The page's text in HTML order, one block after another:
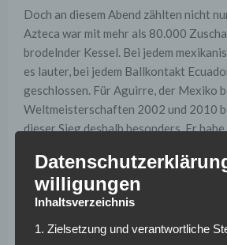
Doch an diesem Abend zählten nicht
Azteca war mit mehr als 80.000
brodelnder Kessel. Bei jedem
es lauter, bei jedem Ballkontakt
geschlossen. Für Aguirre, der Mexiko
Weltmeisterschaften 2002 und 2010
dieser Sieg deshalb besonders. Er
Hause ist, mit den eigenen Leuten.“
Sportlich wirkt Mexiko in dieser Phase
bleibt geduldig und nutzt die
willigungen
Inhaltsverzeichnis
1. Zielsetzung und verantwortliche